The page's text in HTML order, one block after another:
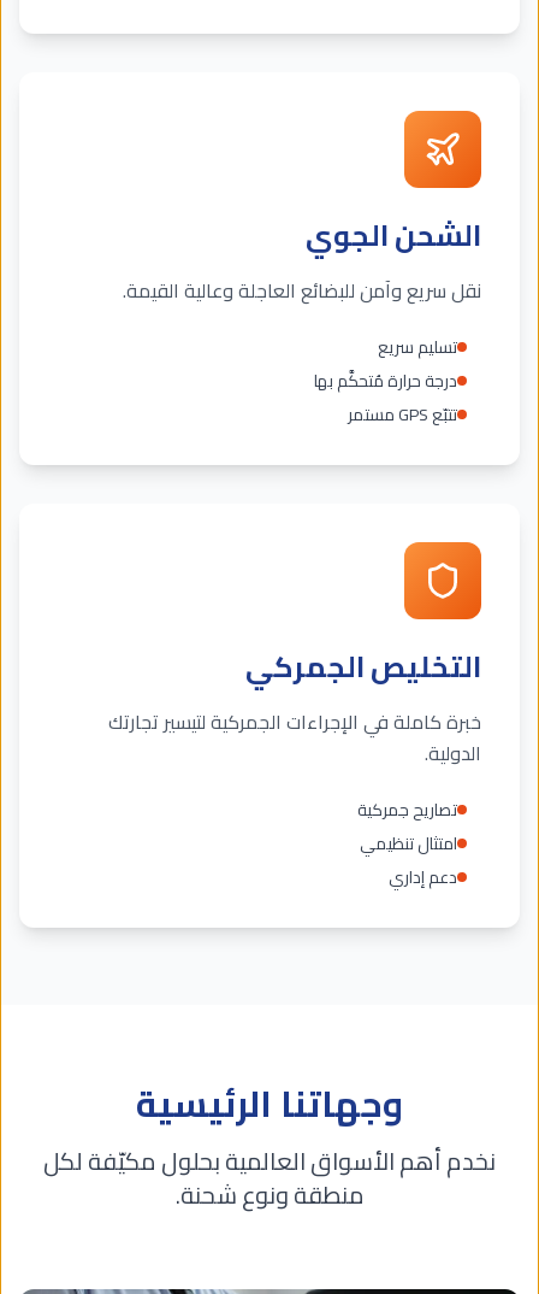
الشحن الجوي
نقل سريع وآمن للبضائع العاجلة وعالية القيمة.
تسليم سريع
درجة حرارة مُتحكَّم بها
تتبّع GPS مستمر
التخليص الجمركي
خبرة كاملة في الإجراءات الجمركية لتيسير تجارتك
الدولية.
تصاريح جمركية
امتثال تنظيمي
دعم إداري
وجهاتنا الرئيسية
نخدم أهم الأسواق العالمية بحلول مكيّفة لكل
منطقة ونوع شحنة.